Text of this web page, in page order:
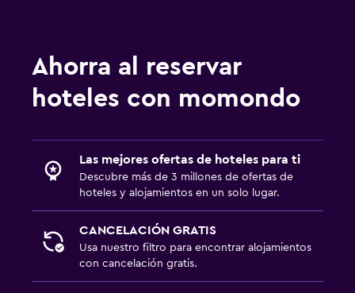
Ahorra al reservar
hoteles con momondo
Las mejores ofertas de hoteles para ti
Descubre más de 3 millones de ofertas de
hoteles y alojamientos en un solo lugar.
CANCELACIÓN GRATIS
Usa nuestro filtro para encontrar alojamientos
con cancelación gratis.